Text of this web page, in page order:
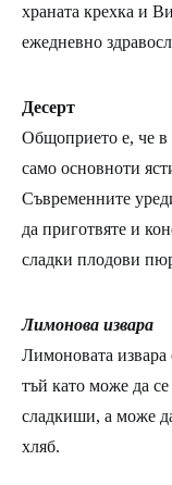
храната крехка и
ежедневно
Десерт
Общоприето е, че в
само основноти
Съвременните
да приготвяте и
сладки плодови
Лимонова извара
Лимоновата извара
тъй като може да
сладкиши, а може
хляб.